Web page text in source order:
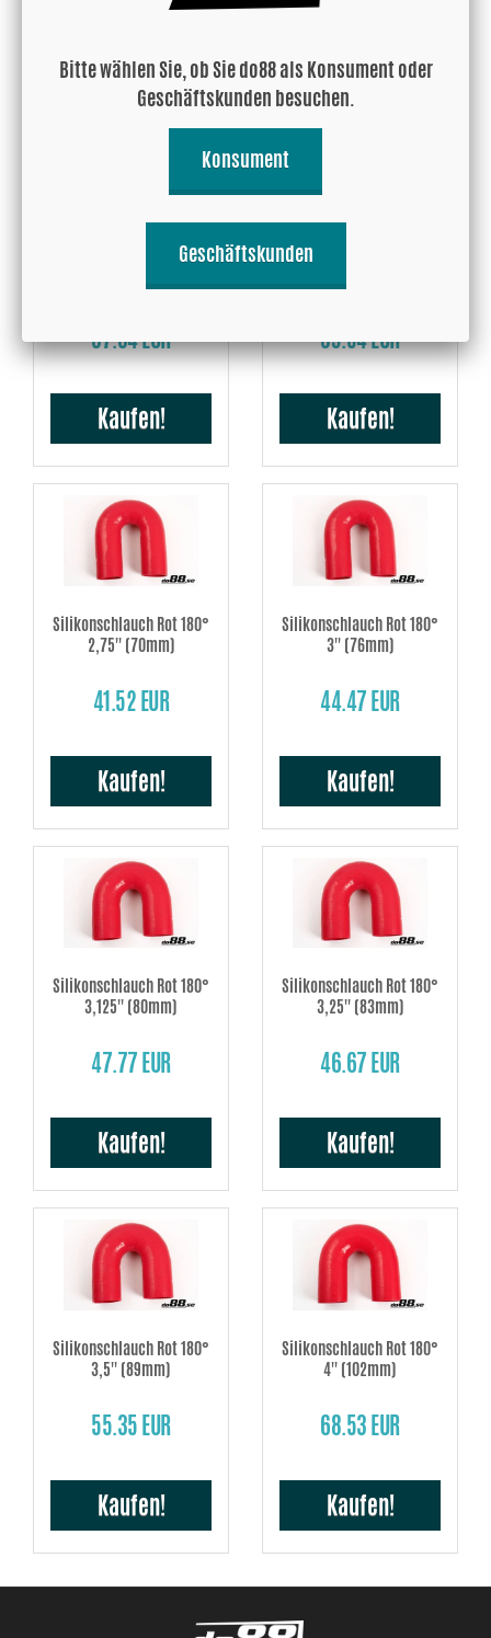
Kaufen! Kaufen!
Silikonschlauch Rot 180°
37.34 EUR
Kaufen!
Silikonschlauch Rot 180°
39.54 EUR
Kaufen!
Silikonschlauch Rot 180°
2,75'' (70mm)
41.52 EUR
Kaufen!
Silikonschlauch Rot 180°
3'' (76mm)
44.47 EUR
Kaufen!
Silikonschlauch Rot 180°
3,125'' (80mm)
47.77 EUR
Kaufen!
Silikonschlauch Rot 180°
3,25'' (83mm)
46.67 EUR
Kaufen!
Silikonschlauch Rot 180°
3,5'' (89mm)
55.35 EUR
Kaufen!
Silikonschlauch Rot 180°
4'' (102mm)
68.53 EUR
Kaufen!
Bitte wählen Sie, ob Sie do88 als Konsument oder
Geschäftskunden besuchen.
Konsument
Geschäftskunden